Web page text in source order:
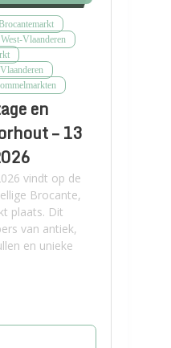
Vlaanderen
en
– 13
vindt op de
Brocante,
plaats. Dit
van antiek,
en unieke